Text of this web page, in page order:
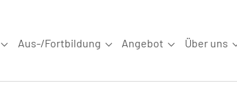
Submenu for "Wettkampfsport"
Aus-/Fortbildung
Submenu for "Aus-/
Angebot
Submenu for
Über uns